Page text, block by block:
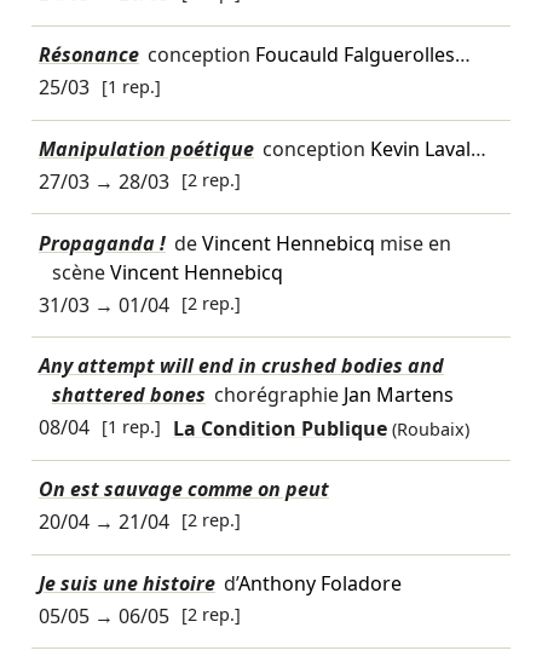
Résonance conception Foucauld Falguerolles…
25/03 [1 rep.]
Manipulation poétique conception Kevin Laval…
27/03→ 28/03 [2 rep.]
Propaganda ! deVincent Hennebicq mise en
scèneVincent Hennebicq
31/03→ 01/04 [2 rep.]
Any attempt will end in crushed bodies and
shattered bones chorégraphie Jan Martens
08/04 [1 rep.] La Condition Publique (Roubaix)
On est sauvage comme on peut
20/04→ 21/04 [2 rep.]
Je suis une histoire d’Anthony Foladore
05/05→ 06/05 [2 rep.]